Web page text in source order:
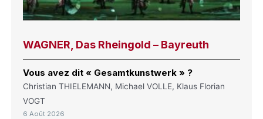
WAGNER, Das Rheingold – Bayreuth
Vous avez dit « Gesamtkunstwerk » ?
Christian THIELEMANN, Michael VOLLE, Klaus Florian
VOGT
6 Août 2026